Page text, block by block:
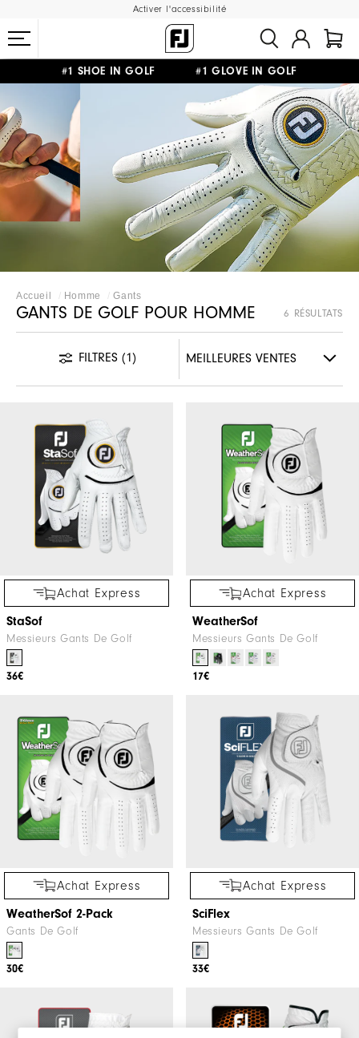
Activer l'accessibilité
#1 SHOE IN GOLF #1 GLOVE IN GOLF
RETOUR GRATUIT
Accueil Homme Gants
GANTS DE GOLF POUR HOMME 6 RÉSULTATS
FILTRES (1)
Achat Express
StaSof
Messieurs Gants De Golf
36€
Achat Express
WeatherSof
Messieurs Gants De Golf
17€
Achat Express
WeatherSof 2-Pack
Gants De Golf
30€
Achat Express
SciFlex
Messieurs Gants De Golf
33€